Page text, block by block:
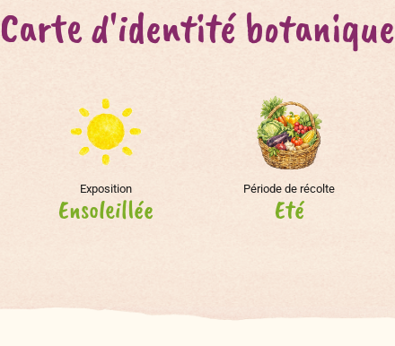
Carte d'identité botanique
Exposition
Ensoleillée
Période de récolte
Eté